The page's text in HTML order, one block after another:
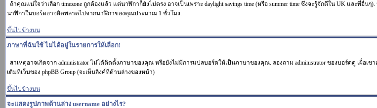
ถ้าคุณแน่ใจว่าเลือก timezone ถูกต้องแล้ว แต่นาฬิกาก็ยังไม่ตรง อาจเป็นเพราะ daylight savings time (หรือ summer time ซึ่งจะรู้จักดีใน UK และที่
นาฬิกาในบอร์ดอาจผิดพลาดไปจากนาฬิกาของคุณประมาณ 1 ชั่วโมง.
ขึ้นไปข้างบน
ภาษาที่ฉันใช้ ไม่ได้อยู่ในรายการให้เลือก!
สาเหตุอาจเกิดจาก administrator ไม่ได้ติดตั้งภาษาของคุณ หรือยังไม่มีการแปลบอร์ดให้เป็นภาษาของคุณ. ลองถาม administrator ของบอร์ดดู เ
เติมที่เว็บของ phpBB Group (จะเห็นลิงค์ที่ด้านล่างของหน้า)
ขึ้นไปข้างบน
จะแสดงรูปภาพด้านล่าง username อย่างไร?